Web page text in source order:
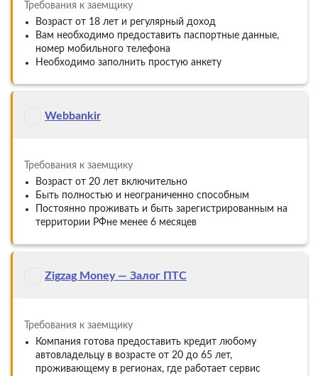
Требования к заемщику
Возраст от 18 лет и регулярный доход
Вам необходимо предоставить паспортные данные,
номер мобильного телефона
Необходимо заполнить простую анкету
Webbankir
Требования к заемщику
Возраст от 20 лет включительно
Быть полностью и неограниченно способным
Постоянно проживать и быть зарегистрированным на
территории РФне менее 6 месяцев
Zigzag Money — Залог ПТС
Требования к заемщику
Компания готова предоставить кредит любому
автовладельцу в возрасте от 20 до 65 лет,
проживающему в регионах, где работает сервис